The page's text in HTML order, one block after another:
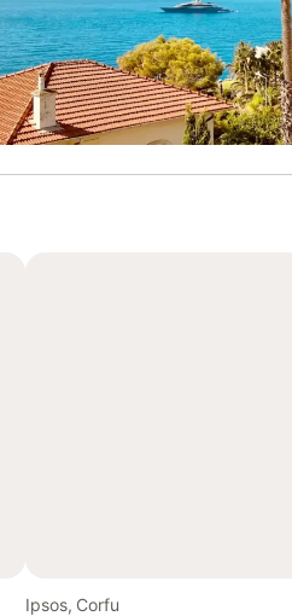
Ipsos, Corfu